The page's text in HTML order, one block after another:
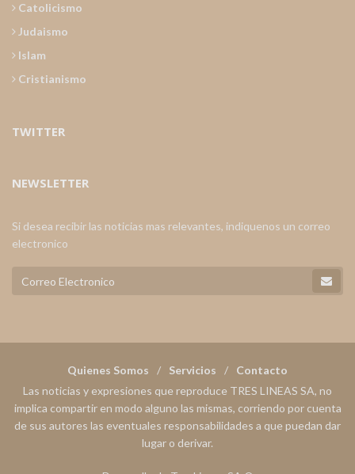
Catolicismo
Judaismo
Islam
Cristianismo
TWITTER
NEWSLETTER
Si desea recibir las noticias mas relevantes, indiquenos un correo
electronico
Quienes Somos Servicios
Contacto
Las noticias y expresiones que reproduce TRES LINEAS SA, no
implica compartir en modo alguno las mismas, corriendo por cuenta
de sus autores las eventuales responsabilidades a que puedan dar
lugar o derivar.